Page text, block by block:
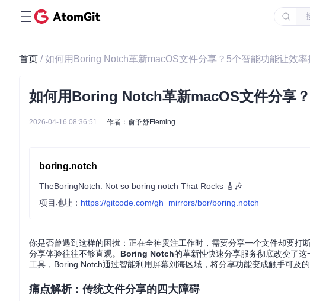
首页 / 如何用Boring Notch革新macOS文件分享？5个智能功能让效
如何用Boring Notch革新macOS文件分享
2026-04-16 08:36:51 作者：俞予舒Fleming
boring.notch
TheBoringNotch: Not so boring notch That Rocks 🎸🎶
项目地址： https://gitcode.com/gh_mirrors/bor/boring.notch
你是否曾遇到这样的困扰：正在全神贯注工作时，需要分享一个文件却要
分享体验往往不够直观。 Boring Notch的革新性快速分享服务彻底改变了
工具，Boring Notch通过智能利用屏幕刘海区域，将分享功能变成触手可及
痛点解析：传统文件分享的四大障碍